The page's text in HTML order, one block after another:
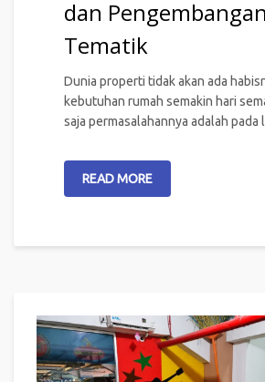
dan
Tematik
Dunia properti tidak akan ada
kebutuhan rumah semakin hari
saja permasalahannya adalah pada
READ MORE